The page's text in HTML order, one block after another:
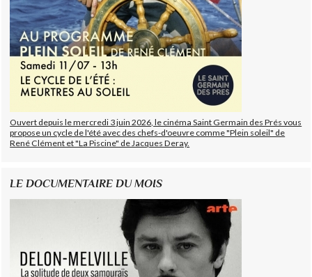
Ouvert depuis le mercredi 3 juin 2026, le cinéma Saint Germain des Prés vous
propose un cycle de l'été avec des chefs-d'oeuvre comme "Plein soleil" de
René Clément et "La Piscine" de Jacques Deray.
LE DOCUMENTAIRE DU MOIS